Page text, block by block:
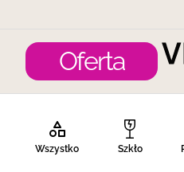
Oferta
Wszystko Szkło